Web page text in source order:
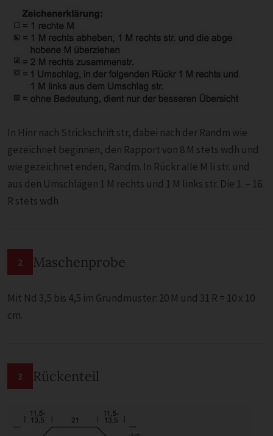
In Hinr nach Strickschrift str, dabei nach der Randm wie
gezeichnet beginnen, den Rapport von 8 M stets wdh und
wie gezeichnet enden, Randm. In Rückr alle M li str. und
aus den Umschlägen 1 M rechts und 1 M links str. Die 1. – 16.
R stets wdh
2 Maschenprobe
Mit Nd 3,5 bis 4,5 im Grundmuster: 20 M und 31 R = 10 x 10
cm.
3 Rückenteil